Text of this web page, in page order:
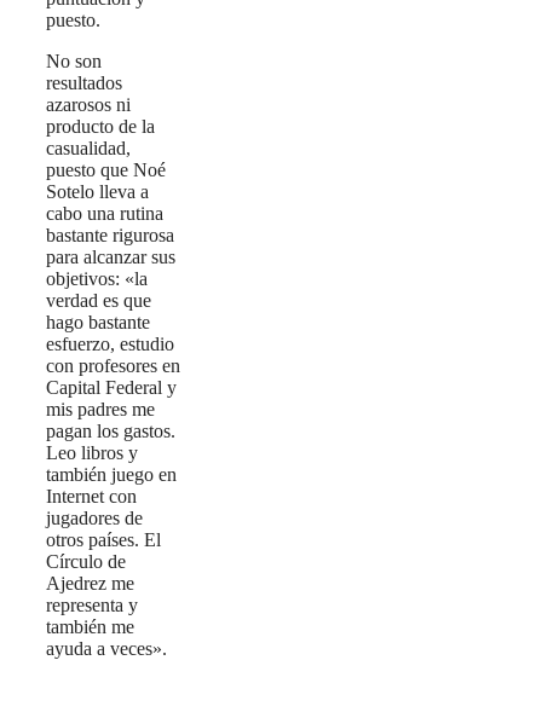
puesto.
No son
resultados
azarosos ni
producto de la
casualidad,
puesto que Noé
Sotelo lleva a
cabo una rutina
bastante rigurosa
para alcanzar sus
objetivos: «la
verdad es que
hago bastante
esfuerzo, estudio
con profesores en
Capital Federal y
mis padres me
pagan los gastos.
Leo libros y
también juego en
Internet con
jugadores de
otros países. El
Círculo de
Ajedrez me
representa y
también me
ayuda a veces».